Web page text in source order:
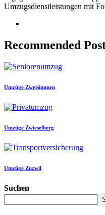
Umzugsdienstleistungen mit
Recommended
Umzüge Zweisimmen
Umzüge Zwieselberg
Umzüge Zuzwil
Suchen